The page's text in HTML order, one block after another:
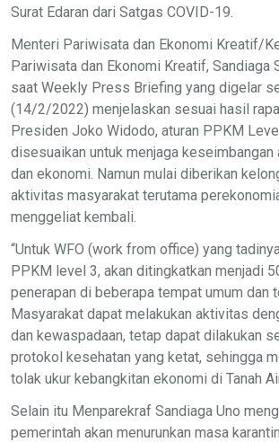
Surat Edaran dari Satgas COVID-19.
Menteri Pariwisata dan Ekonomi Kreatif/
Pariwisata dan Ekonomi Kreatif, Sandiaga
saat Weekly Press Briefing yang digelar
(14/2/2022) menjelaskan sesuai hasil
Presiden Joko Widodo, aturan PPKM
disesuaikan untuk menjaga keseimbangan
dan ekonomi. Namun mulai diberikan
aktivitas masyarakat terutama
menggeliat kembali.
“Untuk WFO (work from office) yang
PPKM level 3, akan ditingkatkan menjadi
penerapan di beberapa tempat umum dan
Masyarakat dapat melakukan aktivitas
dan kewaspadaan, tetap dapat dilakukan
protokol kesehatan yang ketat, sehingga
tolak ukur kebangkitan ekonomi di Tanah
Selain itu Menparekraf Sandiaga Uno
pemerintah akan menurunkan masa